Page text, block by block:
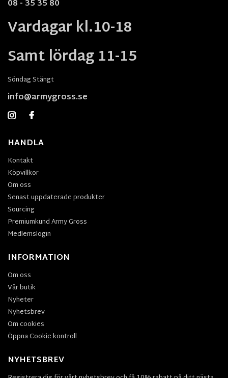
08 - 35 35 80
Vardagar kl.10-18
Samt lördag 11-15
Söndag Stängt
info@armygross.se
HANDLA
Kontakt
Köpvillkor
Om oss
Senast uppdaterade produkter
Sourcing
Premiumkund Army Gross
Medlemslogin
INFORMATION
Om oss
Vår butik
Nyheter
Nyhetsbrev
Om cookies
Öppna Cookie kontroll
NYHETSBREV